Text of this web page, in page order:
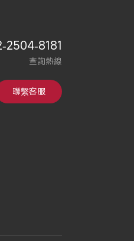
2504-8181
查詢熱線
聯繫客服